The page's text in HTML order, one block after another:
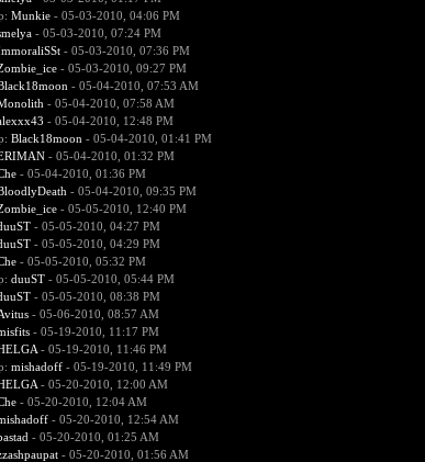
Munkie- 05-03-2010, 04:06 PM
- 05-03-2010, 07:24 PM
- 05-03-2010, 07:36 PM
- 05-03-2010, 09:27 PM
- 05-04-2010, 07:53 AM
- 05-04-2010, 07:58 AM
- 05-04-2010, 12:48 PM
Black18moon - 05-04-2010, 01:41 PM
- 05-04-2010, 01:32 PM
- 05-04-2010, 01:36 PM
- 05-04-2010, 09:35 PM
- 05-05-2010, 12:40 PM
- 05-05-2010, 04:27 PM
- 05-05-2010, 04:29 PM
- 05-05-2010, 05:32 PM
duuST- 05-05-2010, 05:44 PM
- 05-05-2010, 08:38 PM
- 05-06-2010, 08:57 AM
- 05-19-2010, 11:17 PM
- 05-19-2010, 11:46 PM
mishadoff- 05-19-2010, 11:49 PM
- 05-20-2010, 12:00 AM
- 05-20-2010, 12:04 AM
- 05-20-2010, 12:54 AM
- 05-20-2010, 01:25 AM
- 05-20-2010, 01:56 AM